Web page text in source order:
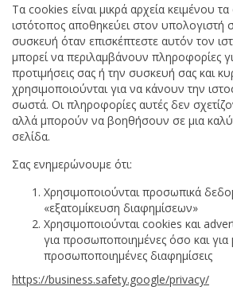
Τα cookies είναι μικρά αρχεία κειμένου
ιστότοπος αποθηκεύει στον υπολογιστή
συσκευή όταν επισκέπτεστε αυτόν τον
μπορεί να περιλαμβάνουν πληροφορίες
προτιμήσεις σας ή την συσκευή σας και
χρησιμοποιούνται για να κάνουν την
σωστά. Οι πληροφορίες αυτές δεν
αλλά μπορούν να βοηθήσουν σε μια
σελίδα.
Σας ενημερώνουμε ότι:
Χρησιμοποιούνται προσωπικά
«εξατομίκευση διαφημίσεων»
Χρησιμοποιούνται cookies και
για προσωποποιημένες όσο και για
προσωποποιημένες διαφημίσεις
https://business.safety.google/privacy/